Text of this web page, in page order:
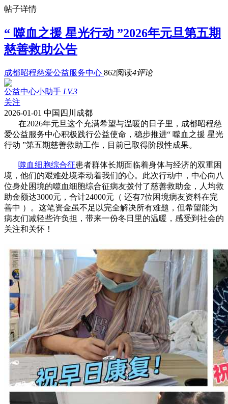
帖子详情
“ 噬血之援 星光行动 ”2026年元旦第五期
慈善救助公告
成都昭程慈爱公益服务中心 862阅读4评论
公益中心小助手 LV.3
关注
2026-01-01 中国四川成都
在2026年元旦这个充满希望与温暖的日子里，成都昭程慈
爱公益服务中心积极践行公益使命，稳步推进“ 噬血之援 星光
行动 ”第五期慈善救助工作，目前已取得阶段性成果。
噬血细胞综合征患者群体长期面临着身体与经济的双重困
境，他们的艰难处境牵动着我们的心。此次行动中，中心向八
位身处困境的噬血细胞综合征病友拨付了慈善救助金，人均救
助金额达3000元，合计24000元（ 还有7位困境病友资料在完
善中 ）。这笔资金虽不足以完全解决所有难题，但希望能为
病友们减轻些许负担，带来一份冬日里的温暖，感受到社会的
关注和关怀！